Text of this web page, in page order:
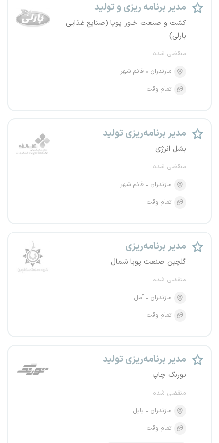
مدیر برنامه ریزی و تولید
کشت و صنعت خاور پویا (صنایع غذایی
بارلی)
منقضی شده
مازندران
قائم شهر
تمام وقت
مدیر برنامه‌ریزی تولید
بشل انرژی
منقضی شده
مازندران
قائم شهر
تمام وقت
مدیر برنامه‌ریزی
گلچین صنعت پویا شمال
منقضی شده
مازندران
آمل
تمام وقت
مدیر برنامه‌ریزی تولید
تورنگ چاپ
منقضی شده
مازندران
بابل
تمام وقت